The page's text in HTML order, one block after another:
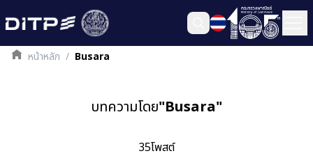
หน้าหลัก / Busara
บทความโดย"Busara"
35โพสต์